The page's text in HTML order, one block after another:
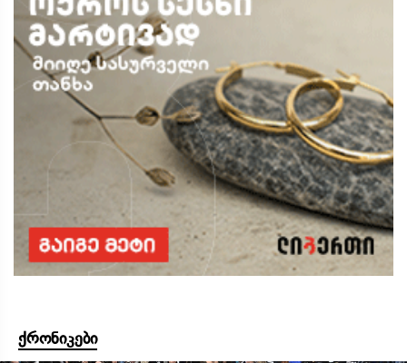
ქრონიკები